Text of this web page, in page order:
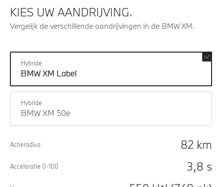
KIES UW AANDRIJVING.
Vergelijk de verschillende aandrijvingen in de BMW XM.
Hybride
BMW XM Label
Hybride
BMW XM 50e
Actieradius 82 km
Acceleratie 0-100 3,8 s